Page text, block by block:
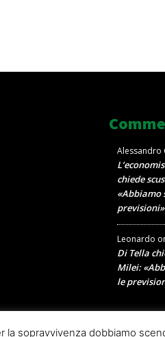
Alessandro
chiede
«Abbiamo
Leonardo
Di Tella
Milei:
le
la sopravvivenza dobbiamo